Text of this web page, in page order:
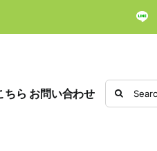
LINE
ちら お問い合わせ
Search
for: